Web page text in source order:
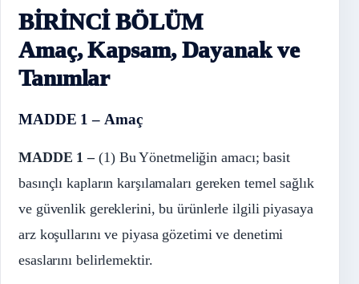
BİRİNCİ BÖLÜM
Amaç, Kapsam, Dayanak ve
Tanımlar
MADDE 1 – Amaç
MADDE 1 –(1) Bu Yönetmeliğin amacı; basit
basınçlı kapların karşılamaları gereken temel sağlık
ve güvenlik gereklerini, bu ürünlerle ilgili piyasaya
arz koşullarını ve piyasa gözetimi ve denetimi
esaslarını belirlemektir.